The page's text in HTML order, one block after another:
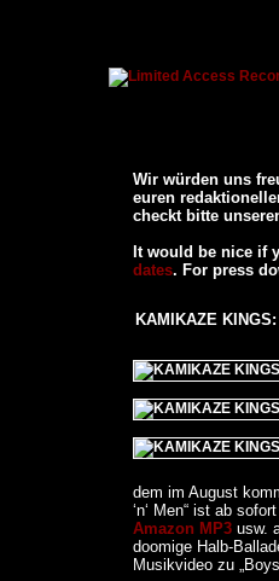
Wir würden uns
euren
checkt bitte
It would be nice if
dates. For press
KAMIKAZE
dem im August
‘n‘ Men“ ist ab
Amazon MP3 usw.
doomige Halb-
Musikvideo zu